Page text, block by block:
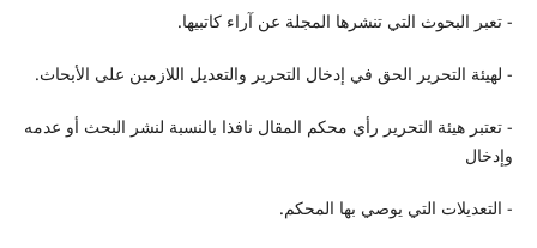
- تعبر البحوث التي تنشرها المجلة عن آراء كاتبيها.
- لهيئة التحرير الحق في إدخال التحرير والتعديل اللازمين على الأبحاث.
- تعتبر هيئة التحرير رأي محكم المقال نافذا بالنسبة لنشر البحث أو عدمه
وإدخال
- التعديلات التي يوصي بها المحكم.